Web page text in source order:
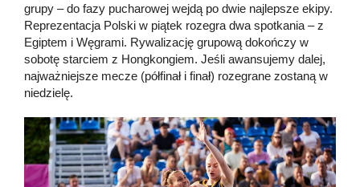
grupy – do fazy pucharowej wejdą po dwie najlepsze ekipy.
Reprezentacja Polski w piątek rozegra dwa spotkania – z
Egiptem i Węgrami. Rywalizację grupową dokończy w
sobotę starciem z Hongkongiem. Jeśli awansujemy dalej,
najważniejsze mecze (półfinał i finał) rozegrane zostaną w
niedzielę.